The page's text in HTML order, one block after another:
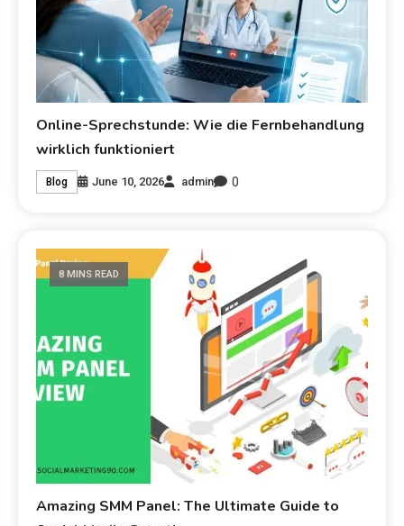
Online-Sprechstunde: Wie die Fernbehandlung
wirklich funktioniert
Blog June 10, 2026 admin 0
8 MINS READ
Amazing SMM Panel: The Ultimate Guide to